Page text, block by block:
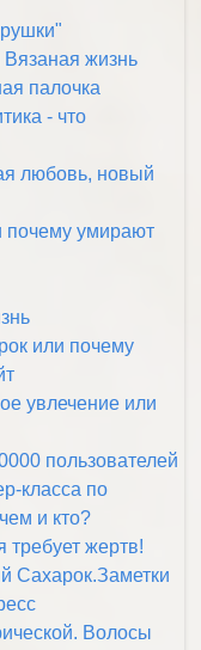
жизнь
палочка
- что
любовь, новый
почему умирают
или почему
увлечение или
пользователей
класса по
и кто?
требует жертв!
Сахарок.Заметки
Волосы